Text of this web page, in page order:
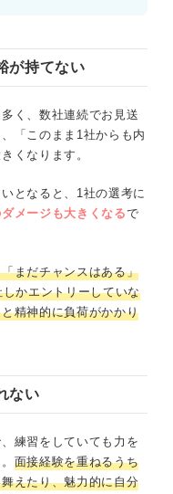
が持てない
く、数社連続でお見送
「このまま1社からも内
くなります。
となると、1社の選考に
メージも大きくなるで
まだチャンスはある」
かエントリーしていな
精神的に負荷がかかり
ない
練習をしていても力を
面接経験を重ねるうち
えたり、魅力的に自分